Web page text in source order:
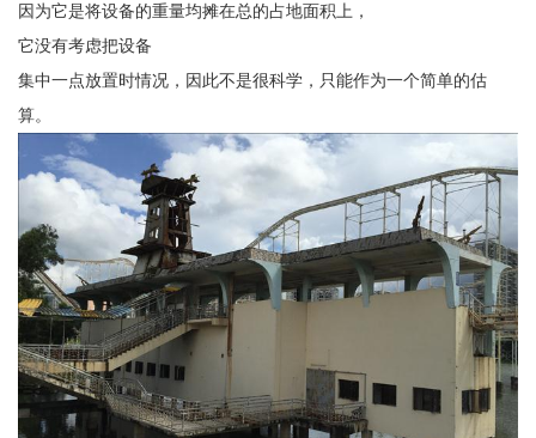
因为它是将设备的重量均摊在总的占地面积上，
它没有考虑把设备
集中一点放置时情况，因此不是很科学，只能作为一个简单的估
算。